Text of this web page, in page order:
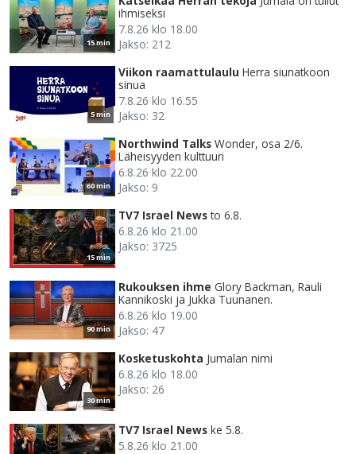
15 min
ihmiseksi
7.8.26 klo 18.00
Jakso: 212
5 min
Viikon raamattulaulu Herra siunatkoon
sinua
7.8.26 klo 16.55
Jakso: 32
60 min
Northwind Talks Wonder, osa 2/6.
Läheisyyden kulttuuri
6.8.26 klo 22.00
Jakso: 9
15 min
TV7 Israel News to 6.8.
6.8.26 klo 21.00
Jakso: 3725
90 min
Rukouksen ihme Glory Backman, Rauli
Kannikoski ja Jukka Tuunanen.
6.8.26 klo 19.00
Jakso: 47
30 min
Kosketuskohta Jumalan nimi
6.8.26 klo 18.00
Jakso: 26
TV7 Israel News ke 5.8.
5.8.26 klo 21.00